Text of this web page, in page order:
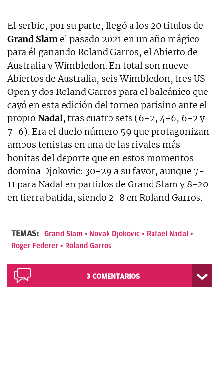
El serbio, por su parte, llegó a los 20 títulos de
Grand Slamel pasado 2021 en un año mágico
para él ganando Roland Garros, el Abierto de
Australia y Wimbledon. En total son nueve
Abiertos de Australia, seis Wimbledon, tres US
Open y dos Roland Garros para el balcánico que
cayó en esta edición del torneo parisino ante el
propio Nadal, tras cuatro sets (6-2, 4-6, 6-2 y
7-6). Era el duelo número 59 que protagonizan
ambos tenistas en una de las rivales más
bonitas del deporte que en estos momentos
domina Djokovic: 30-29 a su favor, aunque 7-
11 para Nadal en partidos de Grand Slam y 8-20
en tierra batida, siendo 2-8 en Roland Garros.
TEMAS: Grand Slam Novak Djokovic
Rafael Nadal
Roger Federer
Roland Garros
3 COMENTARIOS